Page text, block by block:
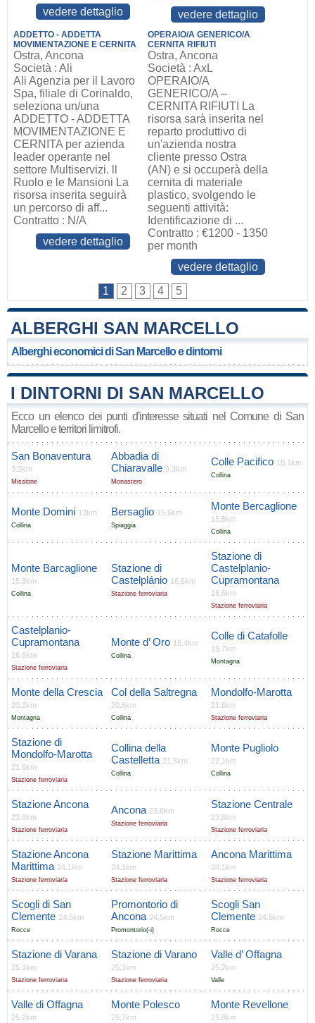
vedere dettaglio
vedere dettaglio
ADDETTO - ADDETTA
MOVIMENTAZIONE E CERNITA
Ostra, Ancona
Società : Ali
Ali Agenzia per il Lavoro
Spa, filiale di Corinaldo,
seleziona un/una
ADDETTO - ADDETTA
MOVIMENTAZIONE E
CERNITA per azienda
leader operante nel
settore Multiservizi. ll
Ruolo e le Mansioni La
risorsa inserita seguirà
un percorso di aff...
Contratto : N/A
vedere dettaglio
OPERAIO/A GENERICO/A
CERNITA RIFIUTI
Ostra, Ancona
Società : AxL
OPERAIO/A
GENERICO/A –
CERNITA RIFIUTI La
risorsa sarà inserita nel
reparto produttivo di
un'azienda nostra
cliente presso Ostra
(AN) e si occuperà della
cernita di materiale
plastico, svolgendo le
seguenti attività:
Identificazione di ...
Contratto : €1200 - 1350
per month
vedere dettaglio
1
2 3 4 5
ALBERGHI SAN MARCELLO
Alberghi economici di San Marcello e dintorni
I DINTORNI DI SAN MARCELLO
Ecco un elenco dei punti d'interesse situati nel Comune di San
Marcello e territori limitrofi.
San Bonaventura
3.2km
Missione
Abbadia di
Chiaravalle 9.3km
Monastero
Colle Pacifico 10.1km
Collina
Monte Domini 13km
Collina
Bersaglio 15.6km
Spiaggia
Monte Bercaglione
15.8km
Collina
Monte Barcaglione
15.8km
Collina
Stazione di
Castelplánio 16.6km
Stazione ferroviaria
Stazione di
Castelplanio-
Cupramontana
16.6km
Stazione ferroviaria
Castelplanio-
Cupramontana
16.6km
Stazione ferroviaria
Monte d’ Oro 18.4km
Collina
Colle di Catafolle
19.7km
Montagna
Monte della Crescia
20.2km
Montagna
Col della Saltregna
20.6km
Collina
Mondolfo-Marotta
21.6km
Stazione ferroviaria
Stazione di
Mondolfo-Marotta
21.6km
Stazione ferroviaria
Collina della
Castelletta 21.8km
Collina
Monte Pugliolo
22.1km
Collina
Stazione Ancona
23.8km
Stazione ferroviaria
Ancona 23.8km
Stazione ferroviaria
Stazione Centrale
23.8km
Stazione ferroviaria
Stazione Ancona
Marittima 24.1km
Stazione ferroviaria
Stazione Marittima
24.1km
Stazione ferroviaria
Ancona Marittima
24.1km
Stazione ferroviaria
Scogli di San
Clemente 24.5km
Rocce
Promontorio di
Ancona 24.5km
Promontorio(-i)
Scogli San
Clemente 24.5km
Rocce
Stazione di Varana
25.1km
Stazione ferroviaria
Stazione di Varano
25.1km
Stazione ferroviaria
Valle d’ Offagna
25.2km
Valle
Valle di Offagna
25.2km
Monte Polesco
25.7km
Monte Revellone
25.8km